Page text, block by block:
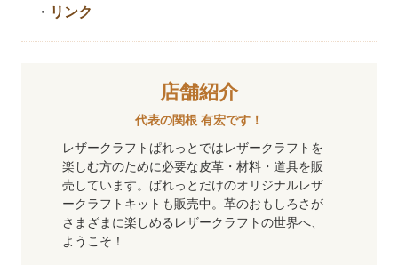
・ リンク
店舗紹介
代表の関根 有宏です！
レザークラフトぱれっとではレザークラフトを
楽しむ方のために必要な皮革・材料・道具を販
売しています。ぱれっとだけのオリジナルレザ
ークラフトキットも販売中。革のおもしろさが
さまざまに楽しめるレザークラフトの世界へ、
ようこそ！